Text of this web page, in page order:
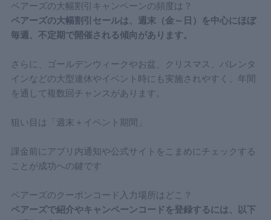
ペアーズの大幅割引キャンペーンの頻度は？
ペアーズの大幅割引セールは、週末（金～日）を中心にほぼ
毎週、不定期で開催される傾向があります。
さらに、ゴールデンウィークやお盆、クリスマス、バレンタ
インなどの大型連休やイベント時にも実施されやすく、年間
を通して複数回チャンスがあります。
狙い目は「週末＋イベント期間」
課金前にアプリ内通知や公式サイトをこまめにチェックする
ことが成功への鍵です
ペアーズのクーポンコード入力場所はどこ？
ペアーズで紹介やキャンペーンコードを登録するには、以下